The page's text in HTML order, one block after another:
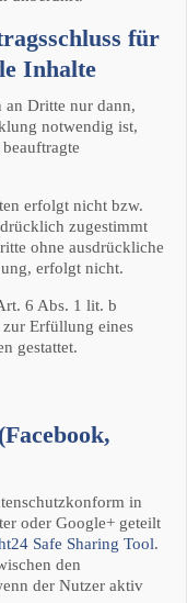
für
Inhalte
an Dritte nur dann,
notwendig ist,
erfolgt nicht bzw.
zugestimmt
ohne ausdrückliche
erfolgt nicht.
6 Abs. 1 lit. b
Erfüllung eines
gestattet.
in
oder Google+ geteilt
Safe Sharing Tool.
den
der Nutzer aktiv